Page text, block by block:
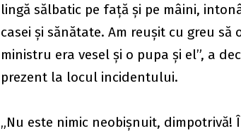
lingă sălbatic pe față și pe mâini,
casei și sănătate. Am reușit cu greu
ministru era vesel și o pupa și el”, a
prezent la locul incidentului.
„Nu este nimic neobișnuit, dimpotrivă!